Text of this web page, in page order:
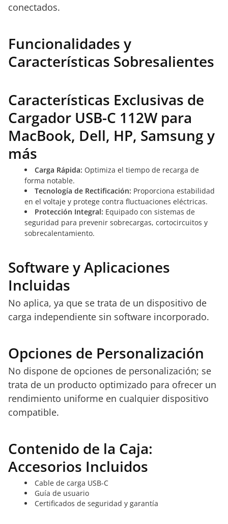
conectados.
Funcionalidades y
Características Sobresalientes
Características Exclusivas de
Cargador USB-C 112W para
MacBook, Dell, HP, Samsung y
más
Carga Rápida: Optimiza el tiempo de recarga de
forma notable.
Tecnología de Rectificación: Proporciona estabilidad
en el voltaje y protege contra fluctuaciones eléctricas.
Protección Integral: Equipado con sistemas de
seguridad para prevenir sobrecargas, cortocircuitos y
sobrecalentamiento.
Software y Aplicaciones
Incluidas
No aplica, ya que se trata de un dispositivo de
carga independiente sin software incorporado.
Opciones de Personalización
No dispone de opciones de personalización; se
trata de un producto optimizado para ofrecer un
rendimiento uniforme en cualquier dispositivo
compatible.
Contenido de la Caja:
Accesorios Incluidos
Cable de carga USB-C
Guía de usuario
Certificados de seguridad y garantía